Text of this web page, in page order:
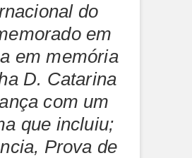
do
em
em memória
D. Catarina
com um
que incluiu;
Prova de